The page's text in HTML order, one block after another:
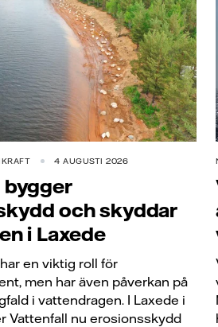
4 AUGUSTI 2026
bygger
och skyddar
i Laxede
en viktig roll för
men har även påverkan på
i vattendragen. I Laxede i
Vattenfall nu erosionsskydd